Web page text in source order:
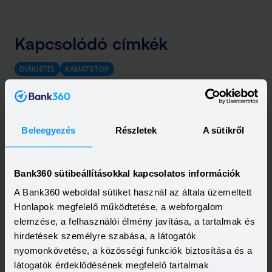
Beleegyezés Részletek A sütikről
Bank360 sütibeállításokkal kapcsolatos információk
A Bank360 weboldal sütiket használ az általa üzemeltett
Honlapok megfelelő működtetése, a webforgalom
elemzése, a felhasználói élmény javítása, a tartalmak és
hirdetések személyre szabása, a látogatók
nyomonkövetése, a közösségi funkciók biztosítása és a
látogatók érdeklődésének megfelelő tartalmak
Kapcsolódó címkék
DIÁKHITEL KAMATSTOP